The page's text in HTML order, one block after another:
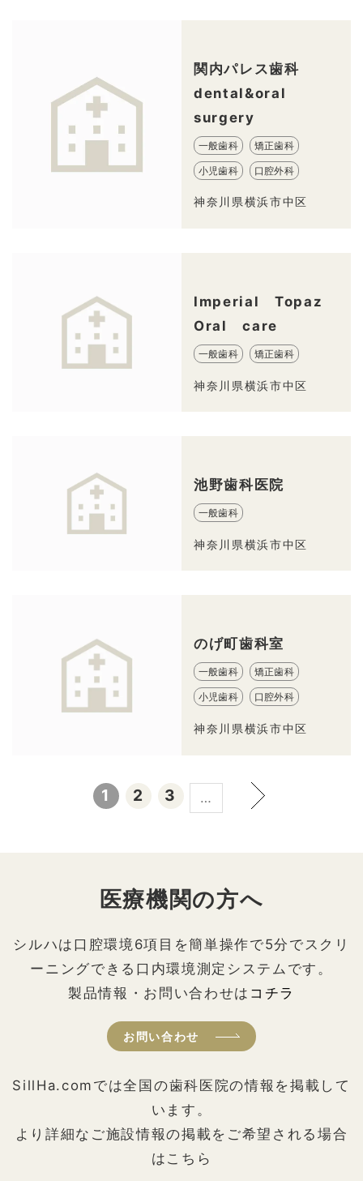
関内パレス歯科
dental&oral
surgery
一般歯科 矯正歯科
小児歯科 口腔外科
神奈川県横浜市中区
Imperial Topaz
Oral care
一般歯科 矯正歯科
神奈川県横浜市中区
池野歯科医院
一般歯科
神奈川県横浜市中区
のげ町歯科室
一般歯科 矯正歯科
小児歯科 口腔外科
神奈川県横浜市中区
1 2 3 …
医療機関の方へ
シルハは口腔環境6項目を簡単操作で5分でスクリ
ーニングできる口内環境測定システムです。
製品情報・お問い合わせは コチラ
お問い合わせ
SillHa.comでは全国の歯科医院の情報を掲載して
います。
より詳細なご施設情報の掲載をご希望される場合
はこちら